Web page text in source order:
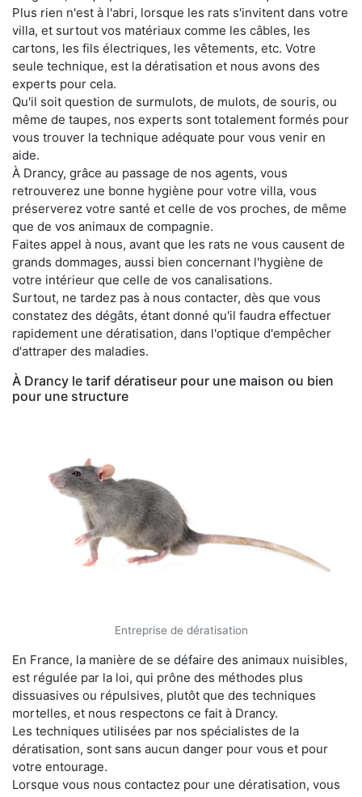
Plus rien n'est à l'abri, lorsque les rats s'invitent dans votre
villa, et surtout vos matériaux comme les câbles, les
cartons, les fils électriques, les vêtements, etc. Votre
seule technique, est la dératisation et nous avons des
experts pour cela.
Qu'il soit question de surmulots, de mulots, de souris, ou
même de taupes, nos experts sont totalement formés pour
vous trouver la technique adéquate pour vous venir en
aide.
À Drancy, grâce au passage de nos agents, vous
retrouverez une bonne hygiène pour votre villa, vous
préserverez votre santé et celle de vos proches, de même
que de vos animaux de compagnie.
Faites appel à nous, avant que les rats ne vous causent de
grands dommages, aussi bien concernant l'hygiène de
votre intérieur que celle de vos canalisations.
Surtout, ne tardez pas à nous contacter, dès que vous
constatez des dégâts, étant donné qu'il faudra effectuer
rapidement une dératisation, dans l'optique d'empêcher
d'attraper des maladies.
À Drancy le tarif dératiseur pour une maison ou bien
pour une structure
Entreprise de dératisation
En France, la manière de se défaire des animaux nuisibles,
est régulée par la loi, qui prône des méthodes plus
dissuasives ou répulsives, plutôt que des techniques
mortelles, et nous respectons ce fait à Drancy.
Les techniques utilisées par nos spécialistes de la
dératisation, sont sans aucun danger pour vous et pour
votre entourage.
Lorsque vous nous contactez pour une dératisation, vous